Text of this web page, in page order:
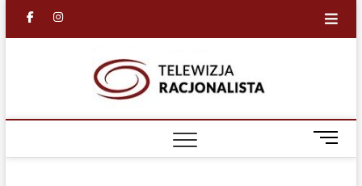
facebook
in
M
e